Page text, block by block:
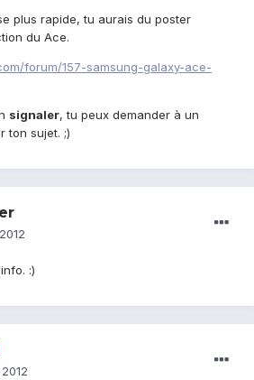
plus rapide, tu aurais du poster
du Ace.
forum/157-samsung-galaxy-ace-
signaler, tu peux demander à un
ton sujet. ;)
:)